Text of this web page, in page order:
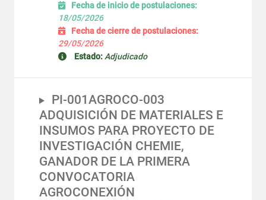
Fecha de inicio de postulaciones:
18/05/2026
Fecha de cierre de postulaciones:
29/05/2026
Estado: Adjudicado
PI-001AGROCO-003
ADQUISICIÓN DE MATERIALES E
INSUMOS PARA PROYECTO DE
INVESTIGACIÓN CHEMIE,
GANADOR DE LA PRIMERA
CONVOCATORIA
AGROCONEXIÓN